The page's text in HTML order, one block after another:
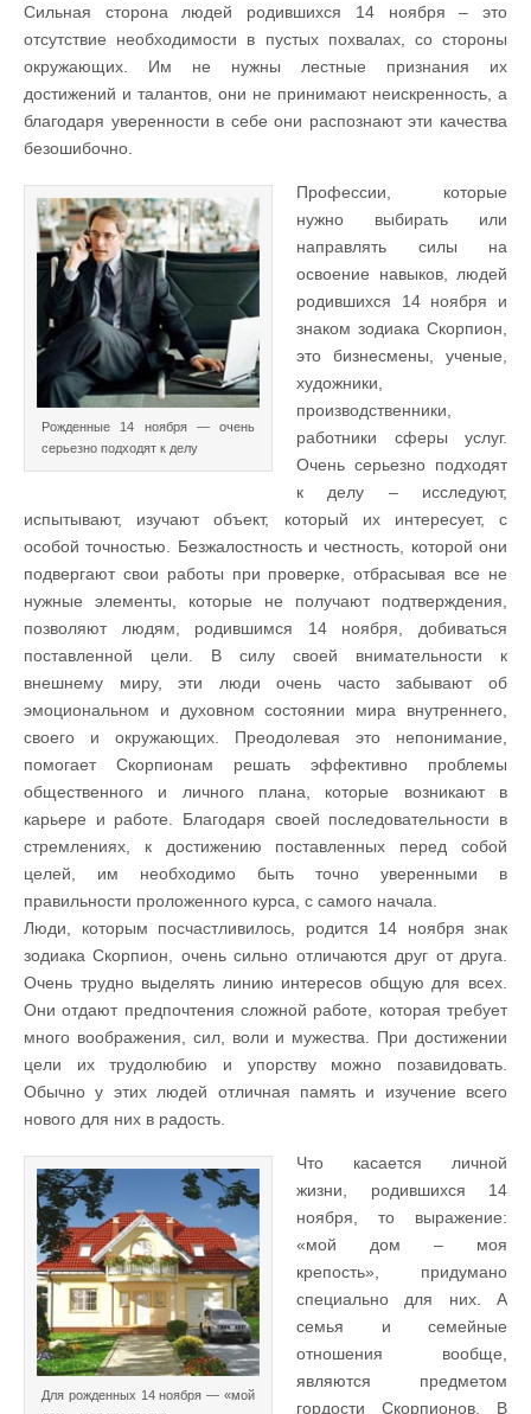
Сильная сторона людей родившихся 14 ноября – это
отсутствие необходимости в пустых похвалах, со стороны
окружающих. Им не нужны лестные признания их
достижений и талантов, они не принимают неискренность, а
благодаря уверенности в себе они распознают эти качества
безошибочно.
Рожденные 14 ноября — очень
серьезно подходят к делу
Профессии, которые
нужно выбирать или
направлять силы на
освоение навыков, людей
родившихся 14 ноября и
знаком зодиака Скорпион,
это бизнесмены, ученые,
художники,
производственники,
работники сферы услуг.
Очень серьезно подходят
к делу – исследуют,
испытывают, изучают объект, который их интересует, с
особой точностью. Безжалостность и честность, которой они
подвергают свои работы при проверке, отбрасывая все не
нужные элементы, которые не получают подтверждения,
позволяют людям, родившимся 14 ноября, добиваться
поставленной цели. В силу своей внимательности к
внешнему миру, эти люди очень часто забывают об
эмоциональном и духовном состоянии мира внутреннего,
своего и окружающих. Преодолевая это непонимание,
помогает Скорпионам решать эффективно проблемы
общественного и личного плана, которые возникают в
карьере и работе. Благодаря своей последовательности в
стремлениях, к достижению поставленных перед собой
целей, им необходимо быть точно уверенными в
правильности проложенного курса, с самого начала.
Люди, которым посчастливилось, родится 14 ноября знак
зодиака Скорпион, очень сильно отличаются друг от друга.
Очень трудно выделять линию интересов общую для всех.
Они отдают предпочтения сложной работе, которая требует
много воображения, сил, воли и мужества. При достижении
цели их трудолюбию и упорству можно позавидовать.
Обычно у этих людей отличная память и изучение всего
нового для них в радость.
Для рожденных 14 ноября — «мой
Что касается личной
жизни, родившихся 14
ноября, то выражение:
«мой дом – моя
крепость», придумано
специально для них. А
семья и семейные
отношения вообще,
являются предметом
гордости Скорпионов. В